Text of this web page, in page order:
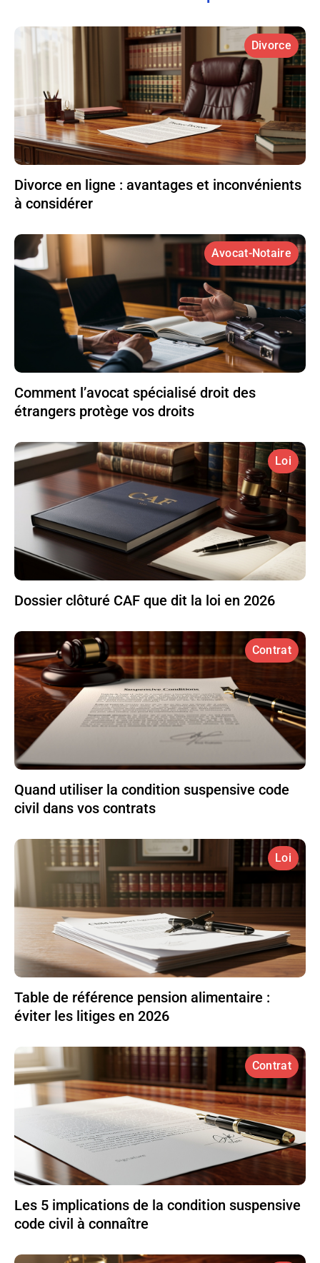
Divorce
Divorce en ligne : avantages et inconvénients
à considérer
Avocat-Notaire
Comment l’avocat spécialisé droit des
étrangers protège vos droits
Loi
Dossier clôturé CAF que dit la loi en 2026
Contrat
Quand utiliser la condition suspensive code
civil dans vos contrats
Loi
Table de référence pension alimentaire :
éviter les litiges en 2026
Contrat
Les 5 implications de la condition suspensive
code civil à connaître